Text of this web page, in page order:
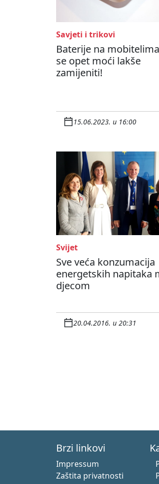
Savjeti i trikovi
Baterije na
se opet moći lakše
zamijeniti!
15.06.2023. u 16:00
Svijet
Sve veća konzumacija
energetskih napitaka
djecom
20.04.2016. u 20:31
Brzi linkovi
Impressum
Zaštita privatnosti